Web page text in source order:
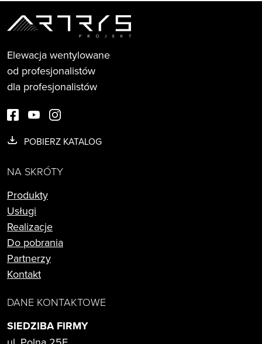
Elewacja wentylowane
od profesjonalistów
dla profesjonalistów
POBIERZ KATALOG
NA SKRÓTY
Produkty
Usługi
Realizacje
Do pobrania
Partnerzy
Kontakt
DANE KONTAKTOWE
SIEDZIBA FIRMY